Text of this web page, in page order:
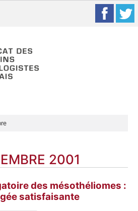
2001
des mésothéliomes :
satisfaisante